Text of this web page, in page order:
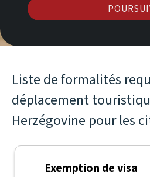
Liste de formalités
déplacement
Herzégovine pour les
Exemption de visa